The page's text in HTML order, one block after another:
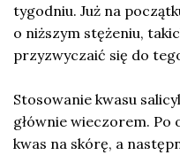
tygodniu. Już na
o niższym stężeniu,
przyzwyczaić się do
Stosowanie kwasu
głównie wieczorem. Po
kwas na skórę, a